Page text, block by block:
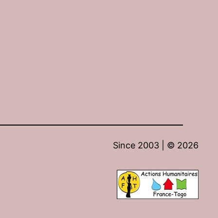
Since 2003 | © 2026